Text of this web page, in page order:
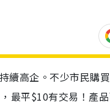
高企。不少市民購
最平$10有交易！產